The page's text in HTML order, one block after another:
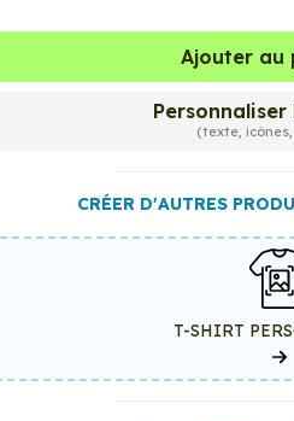
Ajouter au
(texte,
CRÉER D'AUTRES
T-SHIRT